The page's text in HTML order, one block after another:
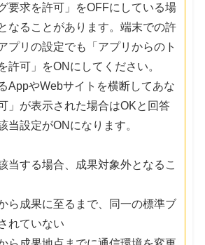
要求を許可」をOFFにしている場
なることがあります。端末での許
プリの設定でも「アプリからのト
許可」をONにしてください。
AppやWebサイトを横断してあな
」が表示された場合はOKと回答
当設定がONになります。
当する場合、成果対象外となるこ
ら成果に至るまで、同一の標準ブ
れていない